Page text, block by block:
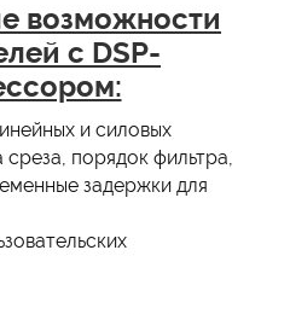
возможности
с DSP-
и силовых
среза, порядок фильтра,
задержки для